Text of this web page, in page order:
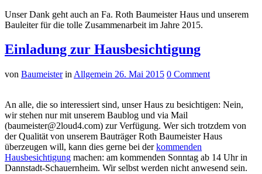
Unser Dank geht auch an Fa. Roth Baumeister Haus und unserem
Bauleiter für die tolle Zusammenarbeit im Jahre 2015.
Einladung zur Hausbesichtigung
von Baumeisterin Allgemein 26. Mai 2015 0 Comment
An alle, die so interessiert sind, unser Haus zu besichtigen: Nein,
wir stehen nur mit unserem Baublog und via Mail
(baumeister@2loud4.com) zur Verfügung. Wer sich trotzdem von
der Qualität von unserem Bauträger Roth Baumeister Haus
überzeugen will, kann dies gerne bei derkommenden
Hausbesichtigung machen: am kommenden Sonntag ab 14 Uhr in
Dannstadt-Schauernheim. Wir selbst werden nicht anwesend sein.